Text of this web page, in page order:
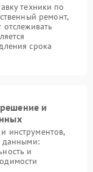
техники по
ремонт,
срока
и
инструментов,
данными:
и